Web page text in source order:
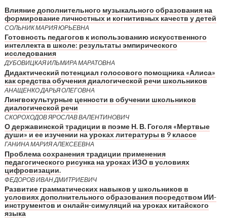
Влияние дополнительного музыкального образования на
формирование личностных и когнитивных качеств у детей
СОЛЬНИК МАРИЯ ЮРЬЕВНА
Готовность педагогов к использованию искусственного
интеллекта в школе: результаты эмпирического
исследования
ДУБОВИЦКАЯ ИЛЬМИРА МАРАТОВНА
Дидактический потенциал голосового помощника «Алиса»
как средства обучения диалогической речи школьников
АНАЩЕНКО ДАРЬЯ ОЛЕГОВНА
Лингвокультурные ценности в обучении школьников
диалогической речи
СКОРОХОДОВ ЯРОСЛАВ ВАЛЕНТИНОВИЧ
О державинской традиции в поэме Н. В. Гоголя «Мертвые
души» и ее изучении на уроках литературы в 9 классе
ГАНИНА МАРИЯ АЛЕКСЕЕВНА
Проблема сохранения традиции применения
педагогического рисунка на уроках ИЗО в условиях
цифровизации.
ФЕДОРОВ ИВАН ДМИТРИЕВИЧ
Развитие грамматических навыков у школьников в
условиях дополнительного образования посредством ИИ-
инструментов и онлайн-симуляций на уроках китайского
языка